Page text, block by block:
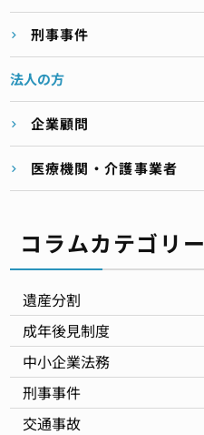
刑事事件
法人の方
企業顧問
医療機関・介護事業者
コラムカテゴリー
遺産分割
成年後見制度
中小企業法務
刑事事件
交通事故